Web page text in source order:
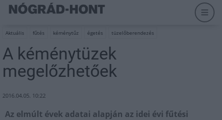
Aktuális fűtés kéménytűz égetés tüzelőberendezés
A kéménytüzek
megelőzhetőek
2016.04.05. 10:22
Az elmúlt évek adatai alapján az idei évi fűtési